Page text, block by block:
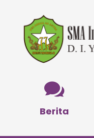

Berita